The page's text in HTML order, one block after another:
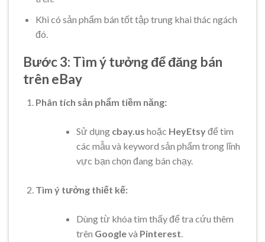
Khi có sản phẩm bán tốt tập trung khai thác ngách
đó.
Bước 3: Tìm ý tưởng để đăng bán
trên eBay
Phân tích sản phẩm tiềm năng:
Sử dụng cbay.us hoặc HeyEtsyđể tìm
các mẫu và keyword sản phẩm trong lĩnh
vực bạn chọn đang bán chạy.
Tìm ý tưởng thiết kế:
Dùng từ khóa tìm thấy để tra cứu thêm
trên Googlevà Pinterest